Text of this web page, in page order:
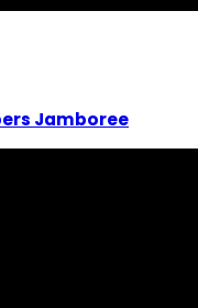
Jamboree